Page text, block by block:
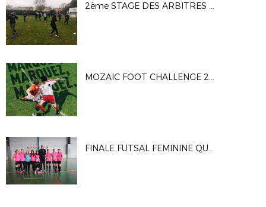
2ème STAGE DES ARBITRES OFFICIELS
MOZAIC FOOT CHALLENGE 2018 - CREDIT AGRICOLE SUD MEDITERRANEE
FINALE FUTSAL FEMININE QUALIFICATIVE POUR LA FINALE REGIONALE - SAINT NAZAIRE 4/2/18